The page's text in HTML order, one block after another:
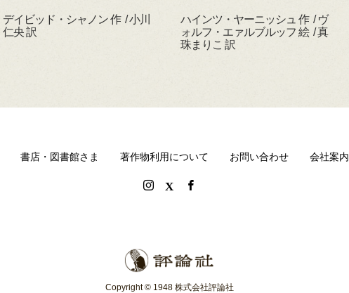
デイビッド・シャノン 作 / 小川
仁央 訳
ハインツ・ヤーニッシュ 作 / ヴ
ォルフ・エァルブルッフ 絵 / 真
珠まりこ 訳
書店・図書館さま 著作物利用について お問い合わせ 会社案内
Copyright © 1948 株式会社評論社